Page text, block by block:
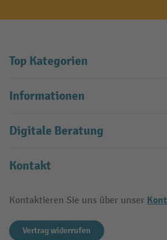
Top Kategorien
Informationen
Digitale Beratung
Kontakt
Kontaktieren Sie uns über unser
Vertrag widerrufen